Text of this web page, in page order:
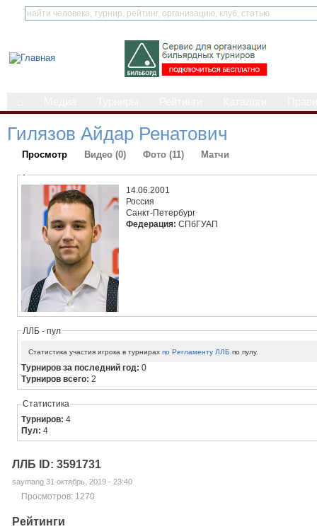
Гилязов Айдар Ренатович
Просмотр Видео (0) Фото (11) Матчи
-
14.06.2001
Россия
Санкт-Петербург
Федерация:СПбГУАП
ЛЛБ - пул
Статистика участия игрока в турнирахпо Регламенту ЛЛБ по пулу.
Турниров за последний год:0
Турниров всего:2
Статистика
Турниров:4
Пул:4
ЛЛБ ID: 3591731
saymang 31 октябрь, 2019 - 23:40
Просмотров: 1270
Рейтинги